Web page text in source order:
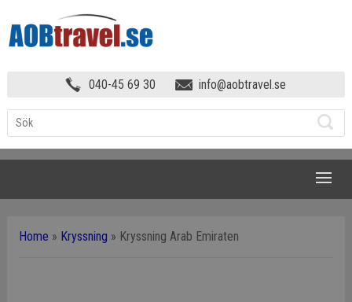
040-45 69 30 info@aobtravel.se
Home » Kryssning » Kryssning Arab Emiraten